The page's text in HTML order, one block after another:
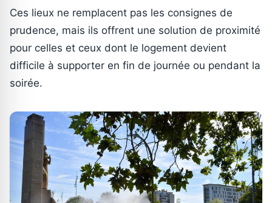
Ces lieux ne remplacent pas les consignes de
prudence, mais ils offrent une solution de proximité
pour celles et ceux dont le logement devient
difficile à supporter en fin de journée ou pendant la
soirée.